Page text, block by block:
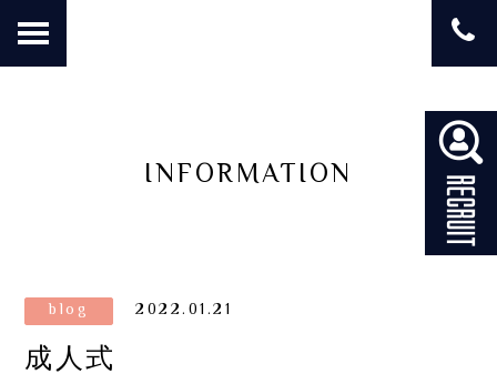
INFORMATION
2022.01.21
blog
成人式